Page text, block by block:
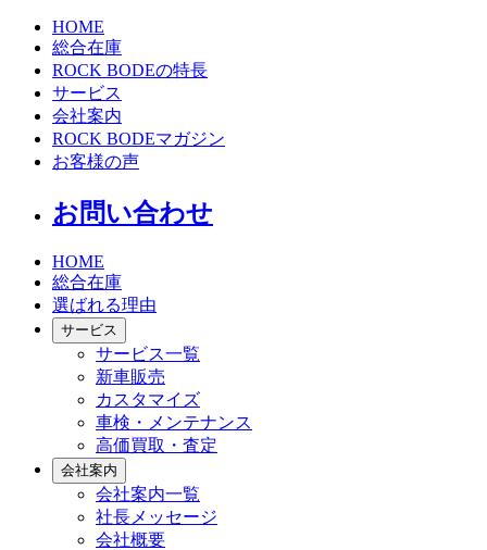
HOME
総合在庫
ROCK BODEの特長
サービス
会社案内
ROCK BODEマガジン
お客様の声
お問い合わせ
HOME
総合在庫
選ばれる理由
サービス
サービス一覧
新車販売
カスタマイズ
車検・メンテナンス
高価買取・査定
会社案内
会社案内一覧
社長メッセージ
会社概要